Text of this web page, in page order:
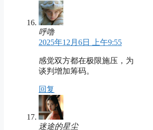
呼噜
2025年12月6日 上午9:55
感觉双方都在极限施压，为
谈判增加筹码。
回复
迷途的星尘